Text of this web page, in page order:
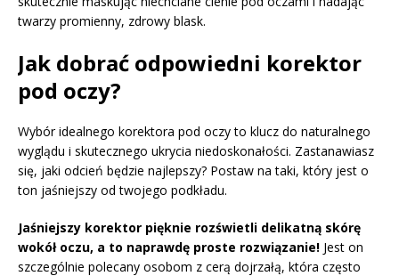
twarzy promienny, zdrowy blask.
Jak dobrać odpowiedni korektor
pod oczy?
Wybór idealnego korektora pod oczy to klucz do naturalnego
wyglądu i skutecznego ukrycia niedoskonałości. Zastanawiasz
się, jaki odcień będzie najlepszy? Postaw na taki, który jest o
ton jaśniejszy od twojego podkładu.
Jaśniejszy korektor pięknie rozświetli delikatną skórę
wokół oczu, a to naprawdę proste rozwiązanie! Jest on
szczególnie polecany osobom z cerą dojrzałą, która często